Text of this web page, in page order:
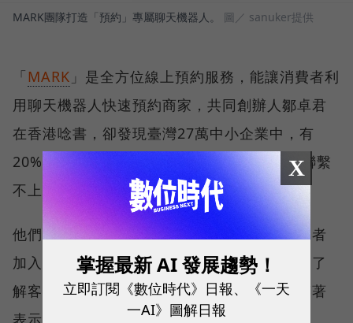
MARK團隊打造「預約」專屬聊天機器人。 圖／ sanuker提供
「MARK 」是全方位線上預約服務，能讓消費者利
用聊天機器人快速預約商家，共同創辦人鄒卓君
在香港唸書，卻發現臺灣27萬中小企業中，有
20%客戶流失率，接近2500萬台幣都是因為聯繫
不上店家。
他們在十月份推出服務，目前已有一百多間業者
加入。「臺灣的服務業比較熱情，願意花時間了
解客戶，香港人就比較講求效率。」鄒卓君笑著
X
掌握最新 AI 發展趨勢！
立即訂閱《數位時代》日報、《一天
一AI》圖解日報